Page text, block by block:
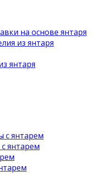
на основе янтаря
из янтаря
янтаря
с янтарем
янтарем